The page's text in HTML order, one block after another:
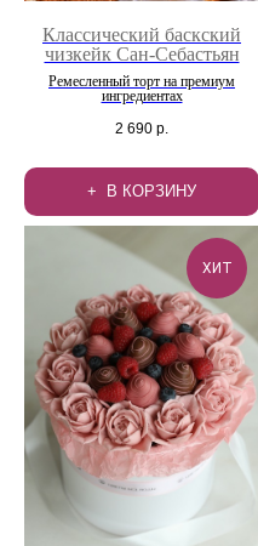
Классический баскский
чизкейк Сан-Себастьян
Ремесленный торт на премиум
ингредиентах
2 690 р.
В КОРЗИНУ
ХИТ